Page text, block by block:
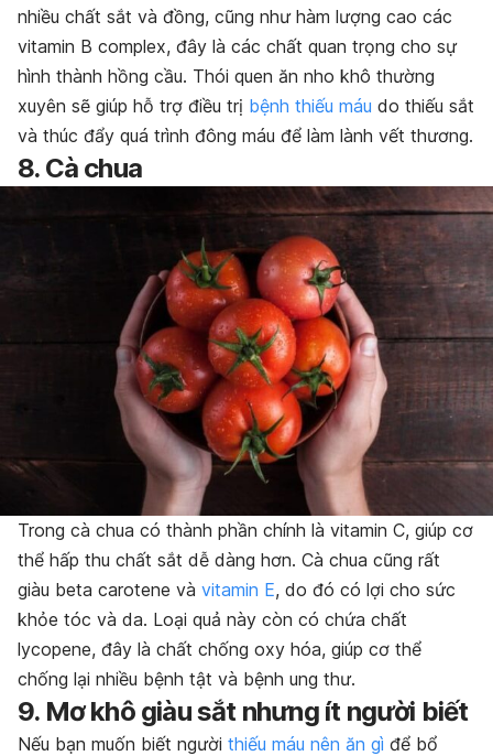
nhiều chất sắt và đồng, cũng như hàm lượng cao các
vitamin B complex, đây là các chất quan trọng cho sự
hình thành hồng cầu. Thói quen ăn nho khô thường
xuyên sẽ giúp hỗ trợ điều trị bệnh thiếu máu do thiếu sắt
và thúc đẩy quá trình đông máu để làm lành vết thương.
8. Cà chua
Trong cà chua có thành phần chính là vitamin C, giúp cơ
thể hấp thu chất sắt dễ dàng hơn. Cà chua cũng rất
giàu beta carotene và vitamin E, do đó có lợi cho sức
khỏe tóc và da. Loại quả này còn có chứa chất
lycopene, đây là chất chống oxy hóa, giúp cơ thể
chống lại nhiều bệnh tật và bệnh ung thư.
9. Mơ khô giàu sắt nhưng ít người biết
Nếu bạn muốn biết người thiếu máu nên ăn gì để bổ